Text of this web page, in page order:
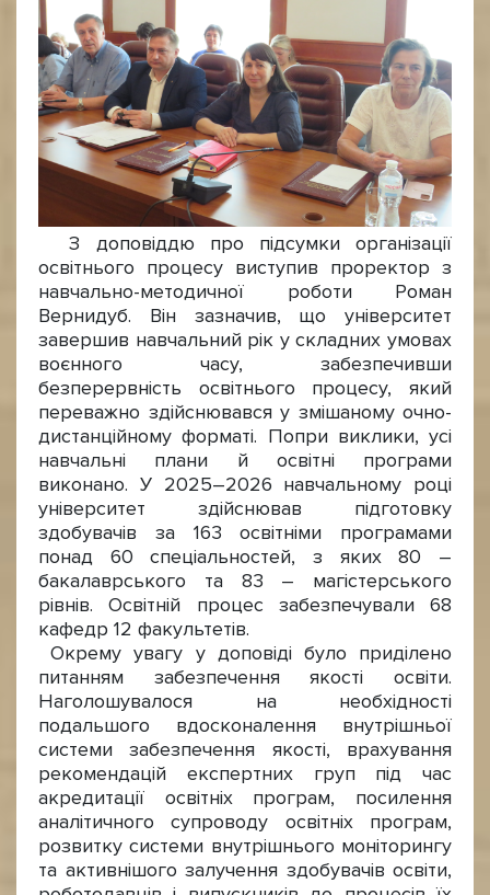
З доповіддю про підсумки організації
освітнього процесу виступив проректор з
навчально-методичної роботи Роман
Вернидуб. Він зазначив, що університет
завершив навчальний рік у складних умовах
воєнного часу, забезпечивши
безперервність освітнього процесу, який
переважно здійснювався у змішаному очно-
дистанційному форматі. Попри виклики, усі
навчальні плани й освітні програми
виконано. У 2025–2026 навчальному році
університет здійснював підготовку
здобувачів за 163 освітніми програмами
понад 60 спеціальностей, з яких 80 –
бакалаврського та 83 – магістерського
рівнів. Освітній процес забезпечували 68
кафедр 12 факультетів.
Окрему увагу у доповіді було приділено
питанням забезпечення якості освіти.
Наголошувалося на необхідності
подальшого вдосконалення внутрішньої
системи забезпечення якості, врахування
рекомендацій експертних груп під час
акредитації освітніх програм, посилення
аналітичного супроводу освітніх програм,
розвитку системи внутрішнього моніторингу
та активнішого залучення здобувачів освіти,